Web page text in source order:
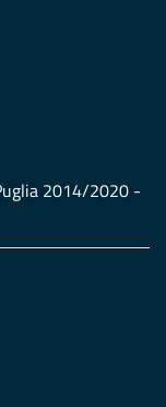
2014/2020 -